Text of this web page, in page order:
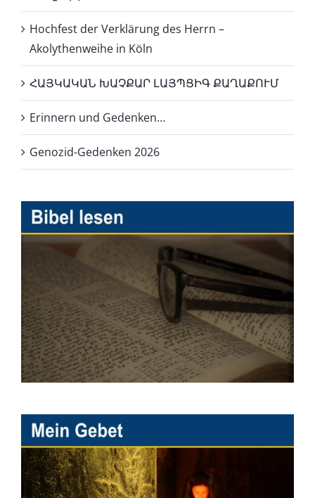
Hochfest der Verklärung des Herrn –
Akolythenweihe in Köln
ՀԱՅԿԱԿԱՆ ԽԱՉՔԱՐ ԼԱՅՊՑԻԳ ՔԱՂԱՔՈՒՄ
Erinnern und Gedenken…
Genozid-Gedenken 2026